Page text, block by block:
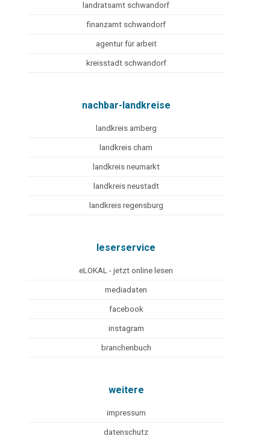
landratsamt schwandorf
finanzamt schwandorf
agentur für arbeit
kreisstadt schwandorf
nachbar-landkreise
landkreis amberg
landkreis cham
landkreis neumarkt
landkreis neustadt
landkreis regensburg
leserservice
eLOKAL - jetzt online lesen
mediadaten
facebook
instagram
branchenbuch
weitere
impressum
datenschutz